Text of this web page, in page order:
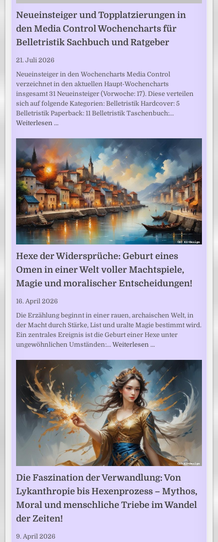
Neueinsteiger und Topplatzierungen in
den Media Control Wochencharts für
Belletristik Sachbuch und Ratgeber
21. Juli 2026
Neueinsteiger in den Wochencharts Media Control
verzeichnet in den aktuellen Haupt-Wochencharts
insgesamt 31 Neueinsteiger (Vorwoche: 17). Diese verteilen
sich auf folgende Kategorien: Belletristik Hardcover: 5
Belletristik Paperback: 11 Belletristik Taschenbuch:…
Weiterlesen …
Hexe der Widersprüche: Geburt eines
Omen in einer Welt voller Machtspiele,
Magie und moralischer Entscheidungen!
16. April 2026
Die Erzählung beginnt in einer rauen, archaischen Welt, in
der Macht durch Stärke, List und uralte Magie bestimmt wird.
Ein zentrales Ereignis ist die Geburt einer Hexe unter
ungewöhnlichen Umständen:…Weiterlesen …
Die Faszination der Verwandlung: Von
Lykanthropie bis Hexenprozess – Mythos,
Moral und menschliche Triebe im Wandel
der Zeiten!
9. April 2026